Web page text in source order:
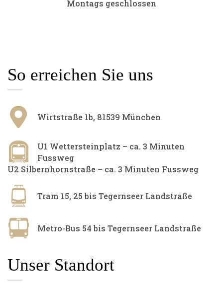
Montags geschlossen
So erreichen Sie uns
Wirtstraße 1b, 81539 München​
U1 Wettersteinplatz – ca. 3 Minuten
Fussweg
U2 Silbernhornstraße – ca. 3 Minuten Fussweg
Tram 15, 25 bis Tegernseer Landstraße
Metro-Bus 54 bis Tegernseer Landstraße
Unser Standort